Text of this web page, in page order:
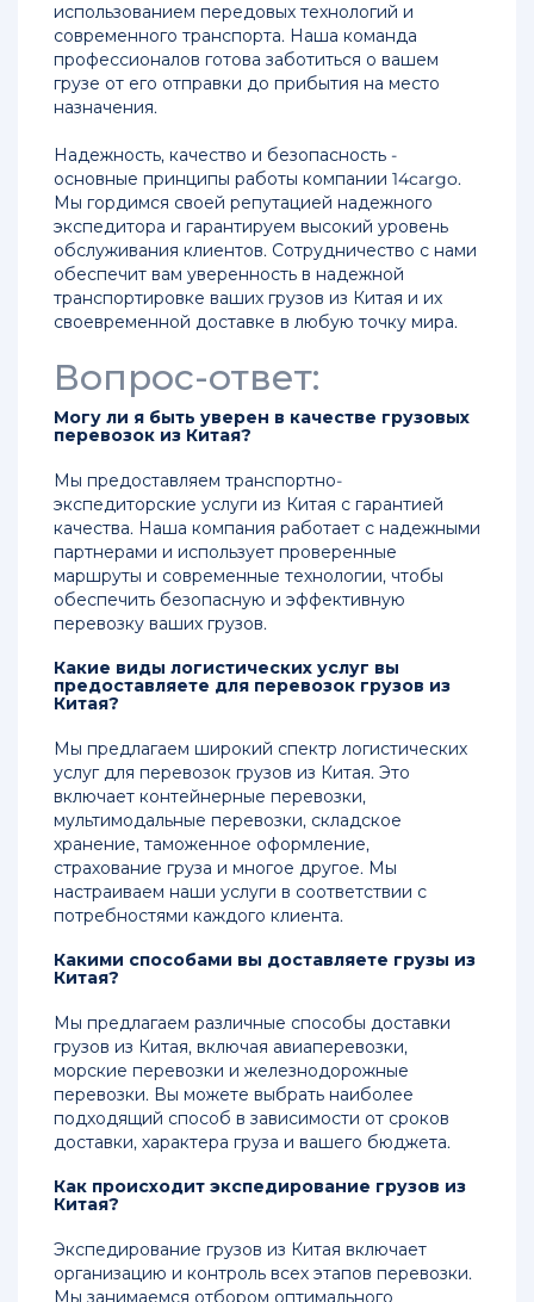
использованием передовых технологий и
современного транспорта. Наша команда
профессионалов готова заботиться о вашем
грузе от его отправки до прибытия на место
назначения.
Надежность, качество и безопасность -
основные принципы работы компании 14cargo.
Мы гордимся своей репутацией надежного
экспедитора и гарантируем высокий уровень
обслуживания клиентов. Сотрудничество с нами
обеспечит вам уверенность в надежной
транспортировке ваших грузов из Китая и их
своевременной доставке в любую точку мира.
Вопрос-ответ:
Могу ли я быть уверен в качестве грузовых
перевозок из Китая?
Мы предоставляем транспортно-
экспедиторские услуги из Китая с гарантией
качества. Наша компания работает с надежными
партнерами и использует проверенные
маршруты и современные технологии, чтобы
обеспечить безопасную и эффективную
перевозку ваших грузов.
Какие виды логистических услуг вы
предоставляете для перевозок грузов из
Китая?
Мы предлагаем широкий спектр логистических
услуг для перевозок грузов из Китая. Это
включает контейнерные перевозки,
мультимодальные перевозки, складское
хранение, таможенное оформление,
страхование груза и многое другое. Мы
настраиваем наши услуги в соответствии с
потребностями каждого клиента.
Какими способами вы доставляете грузы из
Китая?
Мы предлагаем различные способы доставки
грузов из Китая, включая авиаперевозки,
морские перевозки и железнодорожные
перевозки. Вы можете выбрать наиболее
подходящий способ в зависимости от сроков
доставки, характера груза и вашего бюджета.
Как происходит экспедирование грузов из
Китая?
Экспедирование грузов из Китая включает
организацию и контроль всех этапов перевозки.
Мы занимаемся отбором оптимального